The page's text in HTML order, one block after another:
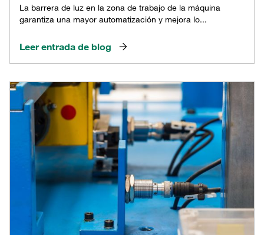
La barrera de luz en la zona de trabajo de la máquina
garantiza una mayor automatización y mejora lo...
Leer entrada de blog